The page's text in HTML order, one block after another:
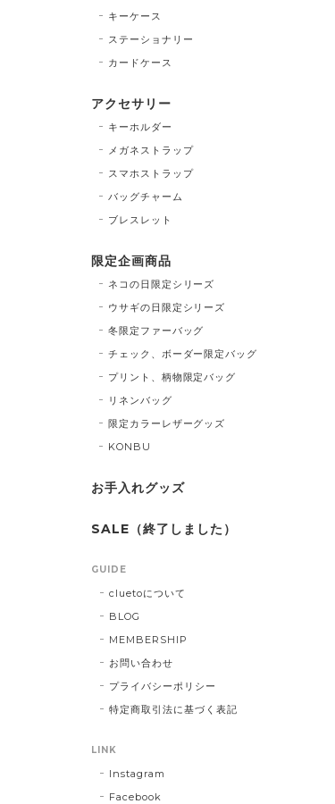
キーケース
ステーショナリー
カードケース
アクセサリー
キーホルダー
メガネストラップ
スマホストラップ
バッグチャーム
ブレスレット
限定企画商品
ネコの日限定シリーズ
ウサギの日限定シリーズ
冬限定ファーバッグ
チェック、ボーダー限定バッグ
プリント、柄物限定バッグ
リネンバッグ
限定カラーレザーグッズ
KONBU
お手入れグッズ
SALE（終了しました）
GUIDE
cluetoについて
BLOG
MEMBERSHIP
お問い合わせ
プライバシーポリシー
特定商取引法に基づく表記
LINK
Instagram
Facebook